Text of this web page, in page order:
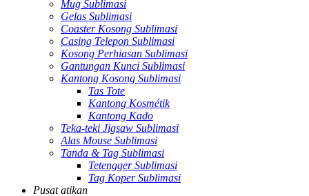
Mug Sublimasi
Gelas Sublimasi
Coaster Kosong Sublimasi
Casing Telepon Sublimasi
Kosong Perhiasan Sublimasi
Gantungan Kunci Sublimasi
Kantong Kosong Sublimasi
Tas Tote
Kantong Kosmétik
Kantong Kado
Teka-teki Jigsaw Sublimasi
Alas Mouse Sublimasi
Tanda & Tag Sublimasi
Tetengger Sublimasi
Tag Koper Sublimasi
Pusat atikan